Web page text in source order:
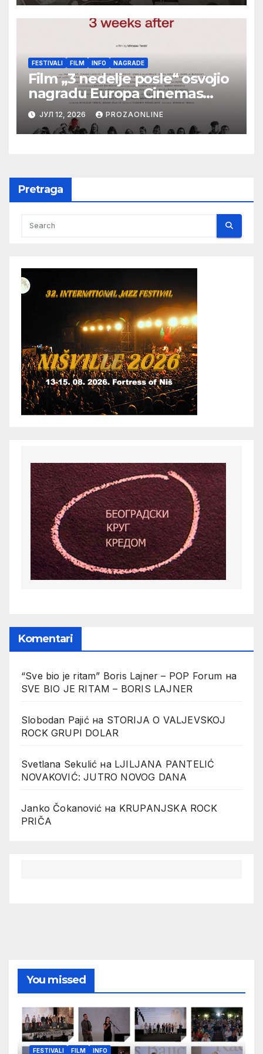
Botoš 2022. godine, samizdat)
FESTIVALI FILM INFO NAGRADE
Film „3 nedelje posle“ osvojio
nagradu Europa Cinemas
Label na Filmskom festivalu u
Karlovim Varima
ЈУЛ 12, 2026 PROZAONLINE
Pretraga
Komentari
“Sve bio je ritam” Boris Lajner – POP Forum на
SVE BIO JE RITAM – BORIS LAJNER
Slobodan Pajićна STORIJA O VALJEVSKOJ
ROCK GRUPI DOLAR
Svetlana Sekulić на LJILJANA PANTELIĆ
NOVAKOVIĆ: JUTRO NOVOG DANA
Janko Čokanović на KRUPANJSKA ROCK
PRIČA
You missed
FESTIVALI FILM INFO